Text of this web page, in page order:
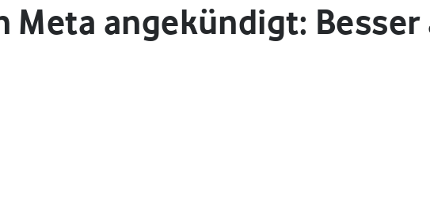
Meta angekündigt: Besser